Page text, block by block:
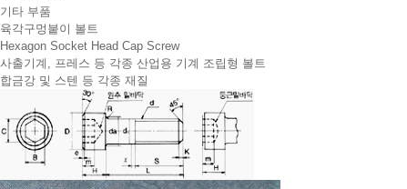
기타 부품
육각구멍붙이 볼트
Hexagon Socket Head Cap Screw
사출기계, 프레스 등 각종 산업용 기계 조립형 볼트
합금강 및 스텐 등 각종 재질